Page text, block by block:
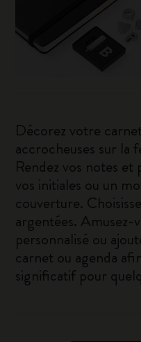
Décorez votre
accrocheuses sur la
Rendez vos notes et
vos initiales ou un
couverture.
argentées. Amusez-
personnalisé ou
carnet ou agenda
significatif pour